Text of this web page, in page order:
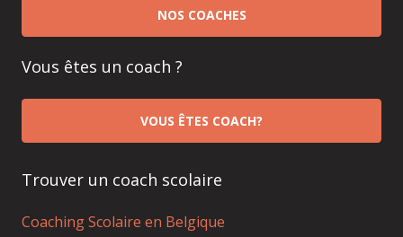
NOS COACHES
Vous êtes un coach ?
VOUS ÊTES COACH?
Trouver un coach scolaire
Coaching Scolaire en Belgique